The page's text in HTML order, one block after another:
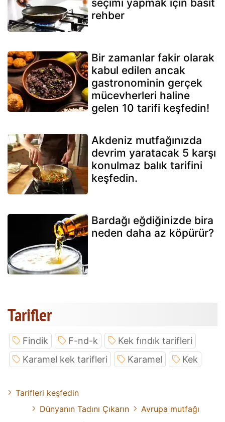
seçimi yapmak için basit
rehber
Bir zamanlar fakir olarak
kabul edilen ancak
gastronominin gerçek
mücevherleri haline
gelen 10 tarifi keşfedin!
Akdeniz mutfağınızda
devrim yaratacak 5 karşı
konulmaz balık tarifini
keşfedin.
Bardağı eğdiğinizde bira
neden daha az köpürür?
Tarifler
Findik F-nd-k
Kek fındık tarifleri
Karamel kek tarifleri
Karamel Kek
Tarifleri keşfedin
Dünyanın Tadını Çıkarın
Avrupa mutfağı